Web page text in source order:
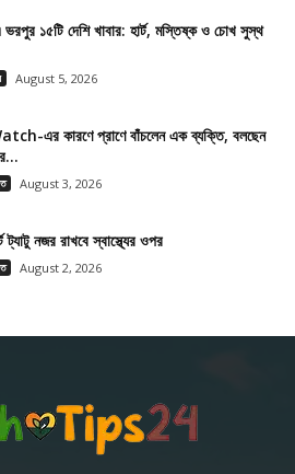
১৫টি দেশি খাবার: হার্ট, মস্তিষ্ক ও চোখ সুস্থ
August 5, 2026
এর কারণে প্রাণে বাঁচলেন এক ব্যক্তি, বলছেন
August 3, 2026
ট্যাটু নজর রাখবে স্বাস্থ্যের ওপর
August 2, 2026